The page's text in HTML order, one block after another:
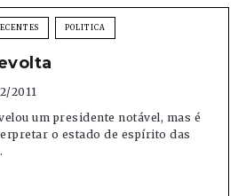
POLITICA
2011
um presidente notável, mas é
o estado de espírito das